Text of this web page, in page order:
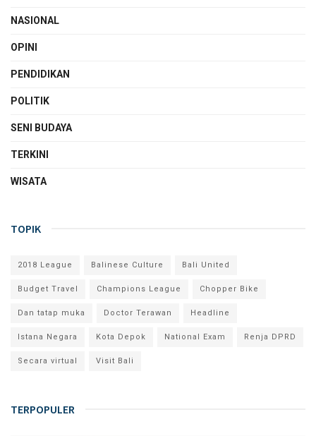
NASIONAL
OPINI
PENDIDIKAN
POLITIK
SENI BUDAYA
TERKINI
WISATA
TOPIK
2018 League Balinese Culture Bali United
Budget Travel Champions League Chopper Bike
Dan tatap muka Doctor Terawan Headline
Istana Negara Kota Depok National Exam Renja DPRD
Secara virtual Visit Bali
TERPOPULER